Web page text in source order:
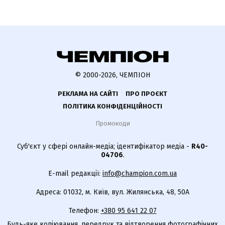
© 2000-2026, ЧЕМПІОН
РЕКЛАМА НА САЙТІ
ПРО ПРОЄКТ
ПОЛІТИКА КОНФІДЕНЦІЙНОСТІ
Промокоди
Суб'єкт у сфері онлайн-медіа; ідентифікатор медіа - R40-
04706.
E-mail редакції: info@champion.com.ua
Адреса: 01032, м. Київ, вул. Жилянська, 48, 50А
Телефон: +380 95 641 22 07